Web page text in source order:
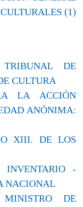
(1)
DE
CULTURA
LA ACCIÓN
ANÓNIMA:
XIII. DE LOS
INVENTARIO -
NACIONAL
DE